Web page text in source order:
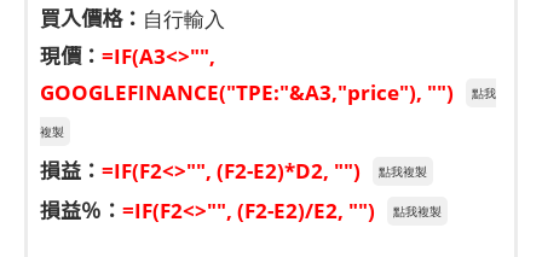
買入價格： 自行輸入
現價： =IF(A3<>"",
GOOGLEFINANCE("TPE:"&A3,"price"), "")
點我
複製
損益： =IF(F2<>"", (F2-E2)*D2, "") 點我複製
損益％： =IF(F2<>"", (F2-E2)/E2, "") 點我複製